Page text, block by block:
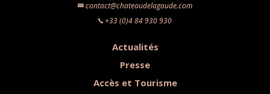
contact@chateaudelagaude.com
+33 (0)4 84 930 930
Actualités
Presse
Accès et Tourisme